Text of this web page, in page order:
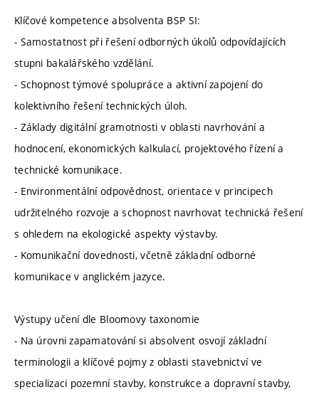
Klíčové kompetence absolventa BSP SI:
- Samostatnost při řešení odborných úkolů odpovídajících
stupni bakalářského vzdělání.
- Schopnost týmové spolupráce a aktivní zapojení do
kolektivního řešení technických úloh.
- Základy digitální gramotnosti v oblasti navrhování a
hodnocení, ekonomických kalkulací, projektového řízení a
technické komunikace.
- Environmentální odpovědnost, orientace v principech
udržitelného rozvoje a schopnost navrhovat technická řešení
s ohledem na ekologické aspekty výstavby.
- Komunikační dovednosti, včetně základní odborné
komunikace v anglickém jazyce.
Výstupy učení dle Bloomovy taxonomie
- Na úrovni zapamatování si absolvent osvojí základní
terminologii a klíčové pojmy z oblasti stavebnictví ve
specializaci pozemní stavby, konstrukce a dopravní stavby,